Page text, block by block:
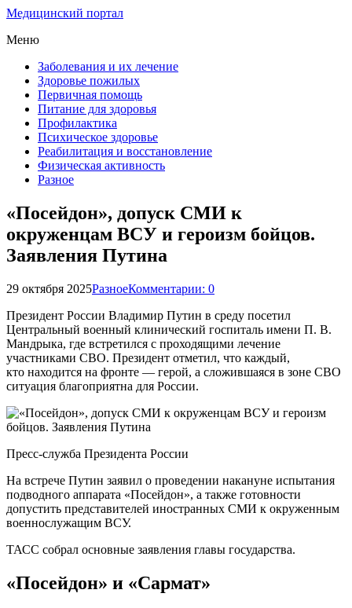
Медицинский портал
Меню
Заболевания и их лечение
Здоровье пожилых
Первичная помощь
Питание для здоровья
Профилактика
Психическое здоровье
Реабилитация и восстановление
Физическая активность
Разное
«Посейдон», допуск СМИ к
окруженцам ВСУ и героизм бойцов.
Заявления Путина
29 октября 2025РазноеКомментарии: 0
Президент России Владимир Путин в среду посетил
Центральный военный клинический госпиталь имени П. В.
Мандрыка, где встретился с проходящими лечение
участниками СВО. Президент отметил, что каждый,
кто находится на фронте — герой, а сложившаяся в зоне СВО
ситуация благоприятна для России.
Пресс-служба Президента России
На встрече Путин заявил о проведении накануне испытания
подводного аппарата «Посейдон», а также готовности
допустить представителей иностранных СМИ к окруженным
военнослужащим ВСУ.
ТАСС собрал основные заявления главы государства.
«Посейдон» и «Сармат»